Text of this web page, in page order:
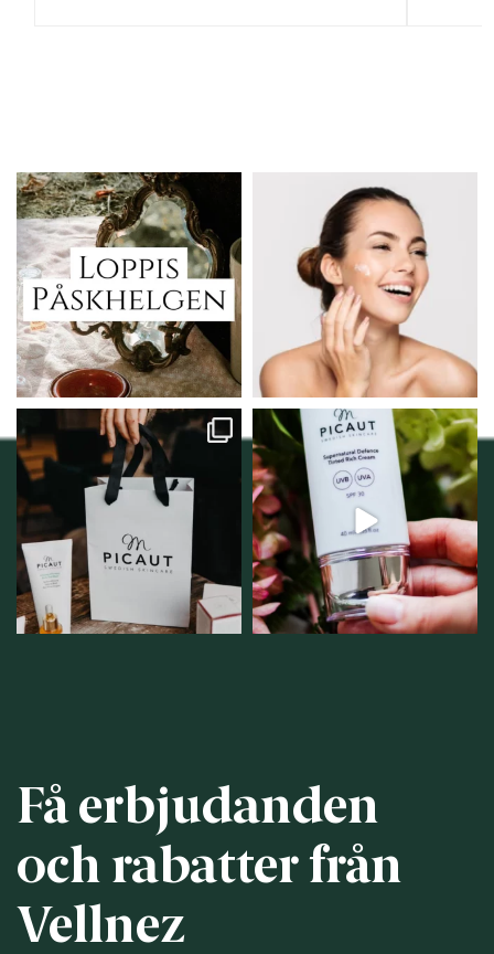
Vi skall ha loppis!
I Vellnez anda;...
6 0
Behandlingserbjudande
februari-mars!
Vi...
0
Vellnez – din
samlingsplats för
personlig handel i
12 0
Njut av solens härliga
strålar men skydda dig...
12 1
Få erbjudanden
och rabatter från
Vellnez